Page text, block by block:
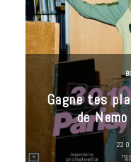
Gagne tes
de
22